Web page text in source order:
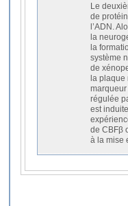
Le
de
l’ADN.
la
la
système
de
la plaque
marqueur
régulée
est
de CBFβ
à la mise